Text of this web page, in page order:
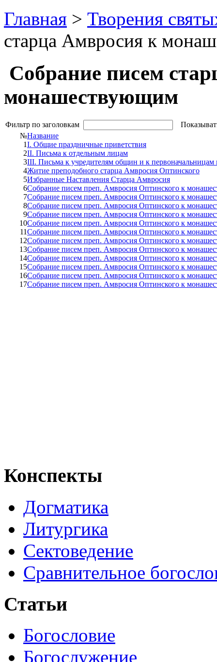
Главная > Творения
старца Амвросия к
Собрание писем
монашествующим
Фильтр по заголовкам
№Название
1I. Общие праздничные приветствия
2II. Письма к отдельным лицам
3III. Письма к учредителям общин и к первоначальницам
4Житие преподобного старца Амвросия Оптинского
5Избранные Наставления Старца Амвросия
6Собрание писем преп. Амвросия Оптинского к
7Собрание писем преп. Амвросия Оптинского к
8Собрание писем преп. Амвросия Оптинского к
9Собрание писем преп. Амвросия Оптинского к
10Собрание писем преп. Амвросия Оптинского к
11Собрание писем преп. Амвросия Оптинского к
12Собрание писем преп. Амвросия Оптинского к
13Собрание писем преп. Амвросия Оптинского к
14Собрание писем преп. Амвросия Оптинского к
15Собрание писем преп. Амвросия Оптинского к
16Собрание писем преп. Амвросия Оптинского к
17Собрание писем преп. Амвросия Оптинского к
Конспекты
Догматика
Литургика
Сектоведение
Сравнительное
Статьи
Богословие
Богослужение